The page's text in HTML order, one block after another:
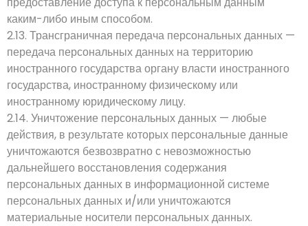
каким-либо иным способом.
2.13. Трансграничная передача персональных данных —
передача персональных данных на территорию
иностранного государства органу власти иностранного
государства, иностранному физическому или
иностранному юридическому лицу.
2.14. Уничтожение персональных данных — любые
действия, в результате которых персональные данные
уничтожаются безвозвратно с невозможностью
дальнейшего восстановления содержания
персональных данных в информационной системе
персональных данных и/или уничтожаются
материальные носители персональных данных.